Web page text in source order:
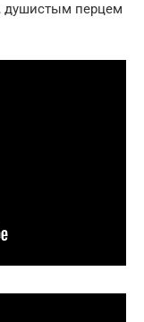
душистым перцем